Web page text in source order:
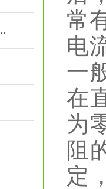
站_满冠（中国）
常
电
一
在
为
阻
定